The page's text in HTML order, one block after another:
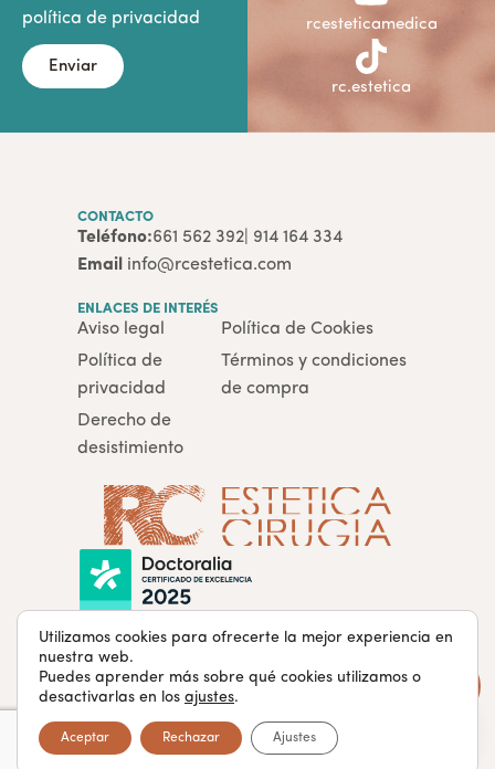
política de privacidad
Enviar
rcesteticamedica
rc.estetica
CONTACTO
Teléfono:661 562 392 | 914 164 334
Email info@rcestetica.com
ENLACES DE INTERÉS
Aviso legal
Política de
privacidad
Derecho de
desistimiento
Política de Cookies
Términos y condiciones
de compra
rcclinicaestetica.com · Todos los derechos reservados ®
Utilizamos cookies para ofrecerte la mejor experiencia en
nuestra web.
Puedes aprender más sobre qué cookies utilizamos o
desactivarlas en los ajustes.
Aceptar Rechazar Ajustes